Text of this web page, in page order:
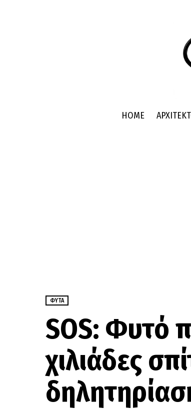
HOME
ΦΥΤΆ
SOS: Φυτό
χιλιάδες